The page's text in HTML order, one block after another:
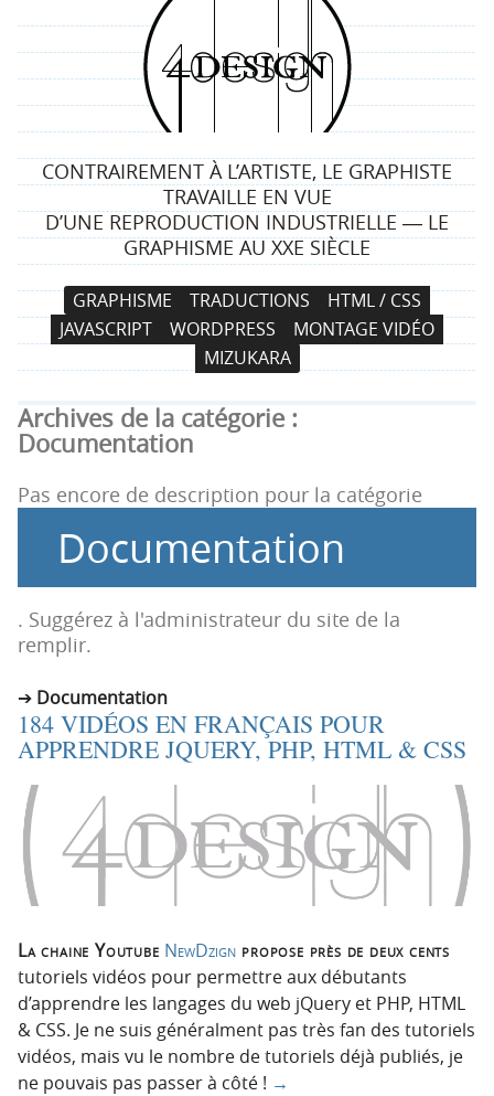
4
d
e
s
i
g
n
CONTRAIREMENT À L’ARTISTE, LE GRAPHISTE
TRAVAILLE EN VUE
D’UNE REPRODUCTION INDUSTRIELLE ― LE
GRAPHISME AU XXE SIÈCLE
N
a
v
i
g
a
t
i
o
r
n
i
p
a
e
A
l
l
e
r
a
u
c
o
e
u
GRAPHISME TRADUCTIONS
HTML / CSS
JAVASCRIPT
WORDPRESS
MONTAGE VIDÉO
MIZUKARA
Archives de la catégorie :
Documentation
Pas encore de description pour la catégorie
Documentation
. Suggérez à l'administrateur du site de la
remplir.
Documentation
184 VIDÉOS EN FRANÇAIS POUR
APPRENDRE JQUERY, PHP, HTML & CSS
La chaine Youtube NewDzign propose près de deux cents
tutoriels vidéos pour permettre aux débutants
d’apprendre les langages du web jQuery et PHP, HTML
& CSS. Je ne suis généralment pas très fan des tutoriels
vidéos, mais vu le nombre de tutoriels déjà publiés, je
ne pouvais pas passer à côté ! →